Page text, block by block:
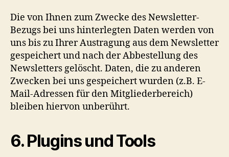
Die von Ihnen zum Zwecke des Newsletter-
Bezugs bei uns hinterlegten Daten werden von
uns bis zu Ihrer Austragung aus dem Newsletter
gespeichert und nach der Abbestellung des
Newsletters gelöscht. Daten, die zu anderen
Zwecken bei uns gespeichert wurden (z.B. E-
Mail-Adressen für den Mitgliederbereich)
bleiben hiervon unberührt.
6. Plugins und Tools